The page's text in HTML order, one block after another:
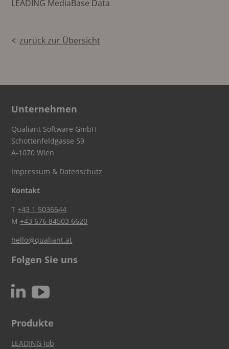
LEADING MediaBase Data
zurück zur Übersicht
Unternehmen
Qualiant Software GmbH
Schottenfeldgasse 59
A-1070 Wien
Impressum & Datenschutz
Kontakt
T+43 1 5036644
M+43 676 84503 6620
hello@qualiant.at
Folgen Sie uns
N c
Produkte
LEADING Job